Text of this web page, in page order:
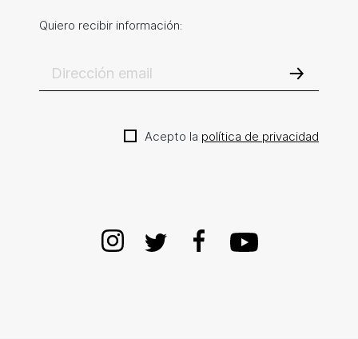
Quiero recibir información:
Acepto la política de privacidad